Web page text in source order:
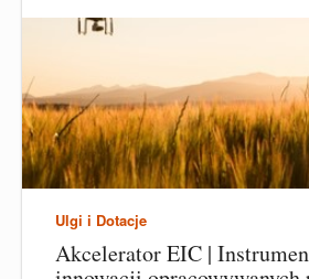
Ulgi i Dotacje
Akcelerator EIC |